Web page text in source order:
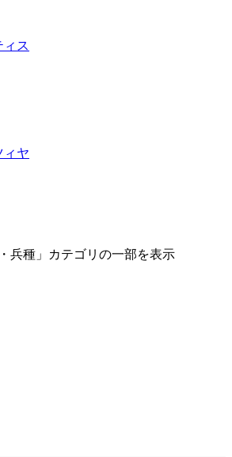
ィス
ィヤ
兵種」カテゴリの一部を表示